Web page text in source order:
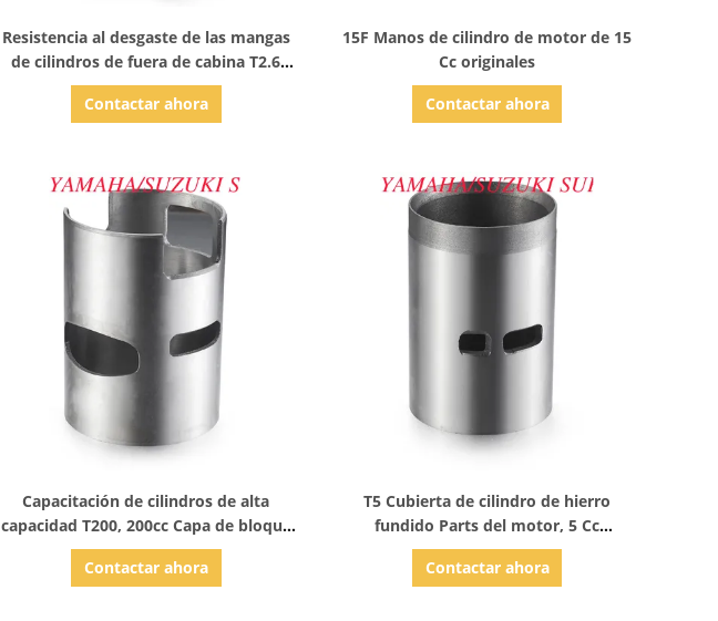
Resistencia al desgaste de las mangas
de cilindros de fuera de cabina T2.6
para el motor de fuera de cabina Hidea
Contactar ahora
15F Manos de cilindro de motor de 15
Cc originales
Contactar ahora
Capacitación de cilindros de alta
capacidad T200, 200cc Capa de bloque
de motor
Contactar ahora
T5 Cubierta de cilindro de hierro
fundido Parts del motor, 5 Cc
desplazamiento
Contactar ahora